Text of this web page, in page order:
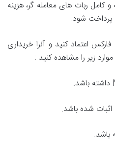
ربات های معامله گر، هزینه
پرداخت شود.
اعتماد کنید و آنرا خریداری
زیر را مشاهده کنید :
شده باشد.